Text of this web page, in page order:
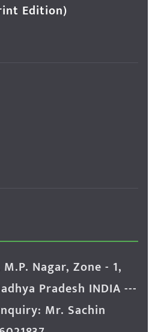
Edition)
Nagar, Zone - 1,
Pradesh INDIA ---
Mr. Sachin